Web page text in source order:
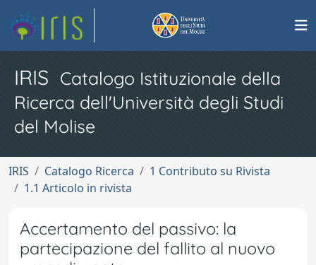
IRIS Catalogo Istituzionale della
Ricerca dell'Università degli Studi
del Molise
IRIS Catalogo Ricerca
1 Contributo su Rivista
1.1 Articolo in rivista
Accertamento del passivo: la
partecipazione del fallito al nuovo